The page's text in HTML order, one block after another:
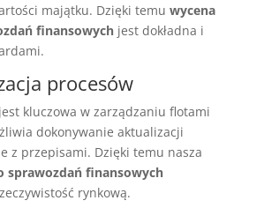
majątku. Dzięki temu wycena
finansowychjest dokładna i
procesów
kluczowa w zarządzaniu flotami
dokonywanie aktualizacji
z przepisami. Dzięki temu nasza
sprawozdań finansowych
rynkową.